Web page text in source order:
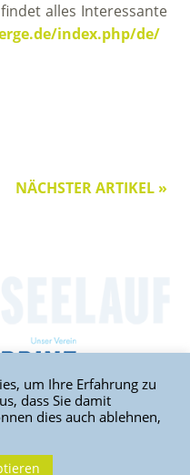
alles Interessante
index.php/de/
NÄCHSTER ARTIKEL »
um Ihre Erfahrung zu
dass Sie damit
dies auch ablehnen,